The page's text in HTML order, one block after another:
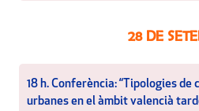
28 DE
18 h. Conferència: “Tipologies de
urbanes en el àmbit valencià